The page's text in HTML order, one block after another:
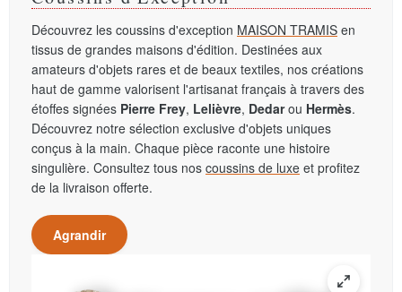
Découvrez les coussins d'exception MAISON TRAMIS en
tissus de grandes maisons d'édition. Destinées aux
amateurs d'objets rares et de beaux textiles, nos créations
haut de gamme valorisent l'artisanat français à travers des
étoffes signées Pierre Frey, Lelièvre, Dedarou Hermès.
Découvrez notre sélection exclusive d'objets uniques
conçus à la main. Chaque pièce raconte une histoire
singulière. Consultez tous nos coussins de luxe et profitez
de la livraison offerte.
Agrandir